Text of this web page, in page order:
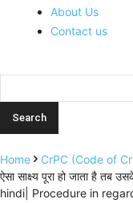
About Us
Contact us
Home CrPC (Code of
ऐसा साक्ष्य पूरा हो जाता है
hindi| Procedure in